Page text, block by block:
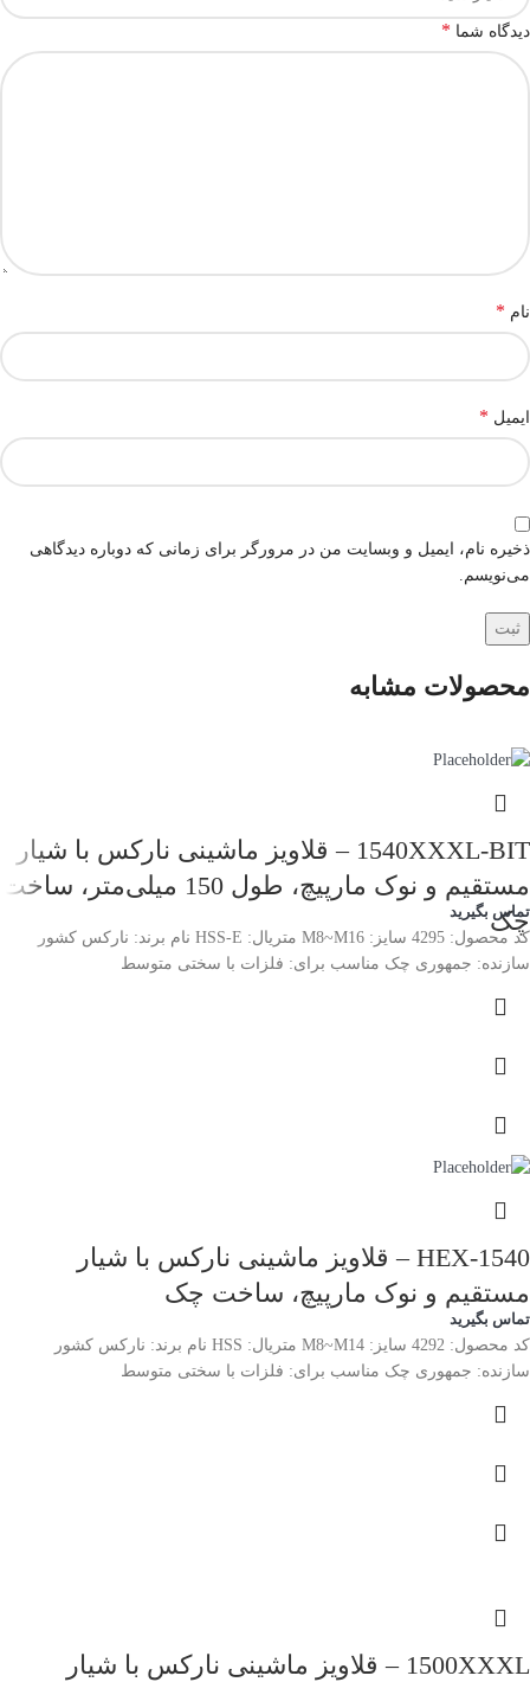
دیدگاه شما *
نام *
ایمیل *
ذخیره نام، ایمیل و وبسایت من در مرورگر برای زمانی که دوباره دیدگاهی
می‌نویسم.
محصولات مشابه
1540XXXL-BIT – قلاویز ماشینی نارکس با شیار
مستقیم و نوک مارپیچ، طول 150 میلی‌متر، ساخت
چک
تماس بگیرید
کد محصول: 4295 سایز: M8~M16 متریال: HSS-E نام برند: نارکس کشور
سازنده: جمهوری چک مناسب برای: فلزات با سختی متوسط
1540-HEX – قلاویز ماشینی نارکس با شیار
مستقیم و نوک مارپیچ، ساخت چک
تماس بگیرید
کد محصول: 4292 سایز: M8~M14 متریال: HSS نام برند: نارکس کشور
سازنده: جمهوری چک مناسب برای: فلزات با سختی متوسط
1500XXXL – قلاویز ماشینی نارکس با شیار